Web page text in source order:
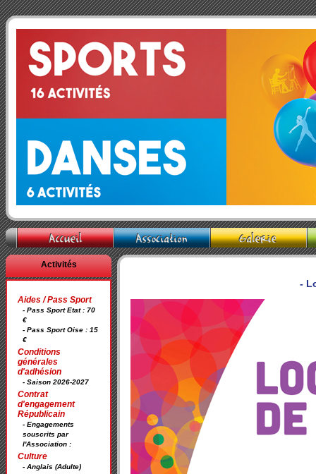
Activités
Aides / Pass Sport
- Pass Sport Etat : 70
€
- Pass Sport Oise : 15
€
Conditions
générales
d'adhésion
- Saison 2026-2027
Contrat
d'engagement
Républicain
- Engagements
souscrits par
l'Association :
Culture
- Anglais (Adulte)
-